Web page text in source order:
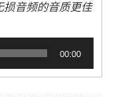
损音频的音质更佳
00:00